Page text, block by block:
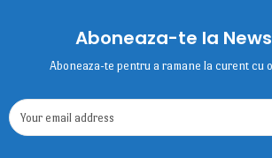
Aboneaza-te la
Aboneaza-te pentru a ramane la curent cu